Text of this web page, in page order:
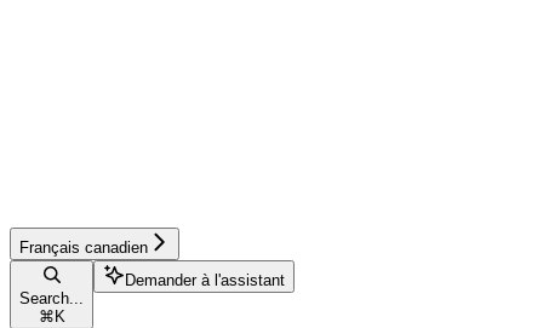
Français canadien
Search...
⌘ K
Demander à l'assistant